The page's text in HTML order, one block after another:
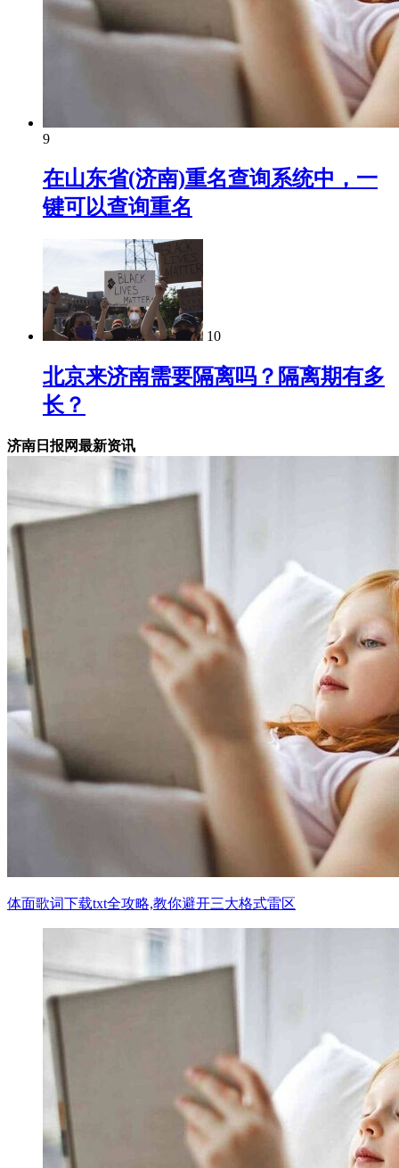
9
在山东省(济南)重名查询系统中，一
键可以查询重名
10
北京来济南需要隔离吗？隔离期有多
长？
济南日报网最新资讯
体面歌词下载txt全攻略,教你避开三大格式雷区